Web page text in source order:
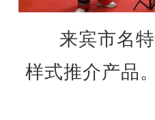
来宾市名
样式推介产品